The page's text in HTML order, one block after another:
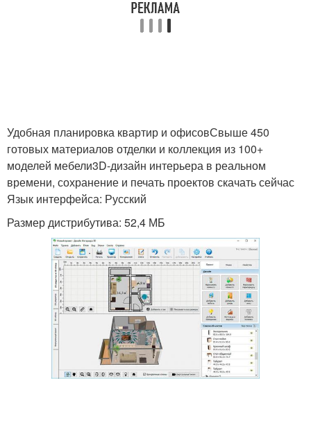
Удобная планировка квартир и офисовСвыше 450
готовых материалов отделки и коллекция из 100+
моделей мебели3D-дизайн интерьера в реальном
времени, сохранение и печать проектов скачать сейчас
Язык интерфейса: Русский
Размер дистрибутива: 52,4 МБ